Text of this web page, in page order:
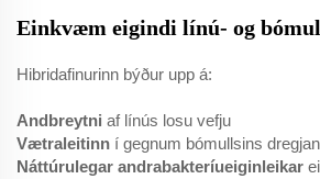
Einkvæm eigindi línú- og
Hibridafinurinn býður upp á:
Andbreytni af línús losu vefju
Vætraleitinn í gegnum bómullsins
Náttúrulegar andrabakteríueiginleikar